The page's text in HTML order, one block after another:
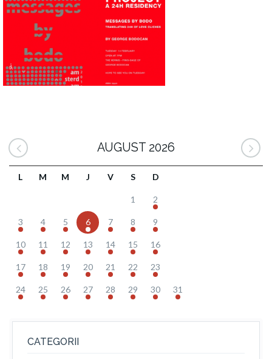
AUGUST 2026
L M M J V S D
1 2
3 4 5 6 7 8 9
10 11 12 13 14 15 16
17 18 19 20 21 22 23
24 25 26 27 28 29 30 31
CATEGORII